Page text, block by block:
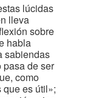
lúcidas
lleva
sobre
habla
sabiendas
pasa de ser
como
que es útil»;